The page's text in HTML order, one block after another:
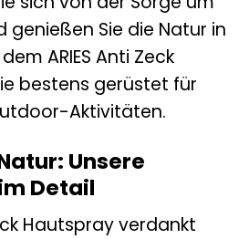
genießen Sie die Natur in
ARIES Anti Zeck
bestens gerüstet für
Aktivitäten.
Unsere
Detail
Hautspray verdankt